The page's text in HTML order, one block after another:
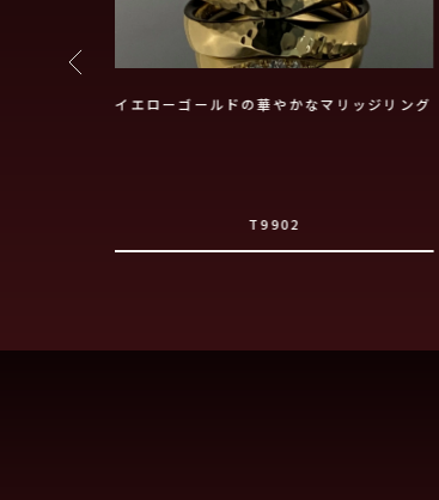
イエローゴールドの華やかなマリッジリング
T9902